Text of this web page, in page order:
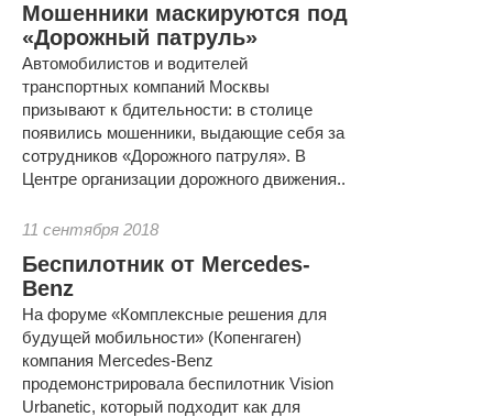
Мошенники маскируются под
«Дорожный патруль»
Автомобилистов и водителей
транспортных компаний Москвы
призывают к бдительности: в столице
появились мошенники, выдающие себя за
сотрудников «Дорожного патруля». В
Центре организации дорожного движения..
11 сентября 2018
Беспилотник от Mercedes-
Benz
На форуме «Комплексные решения для
будущей мобильности» (Копенгаген)
компания Mercedes-Benz
продемонстрировала беспилотник Vision
Urbanetic, который подходит как для